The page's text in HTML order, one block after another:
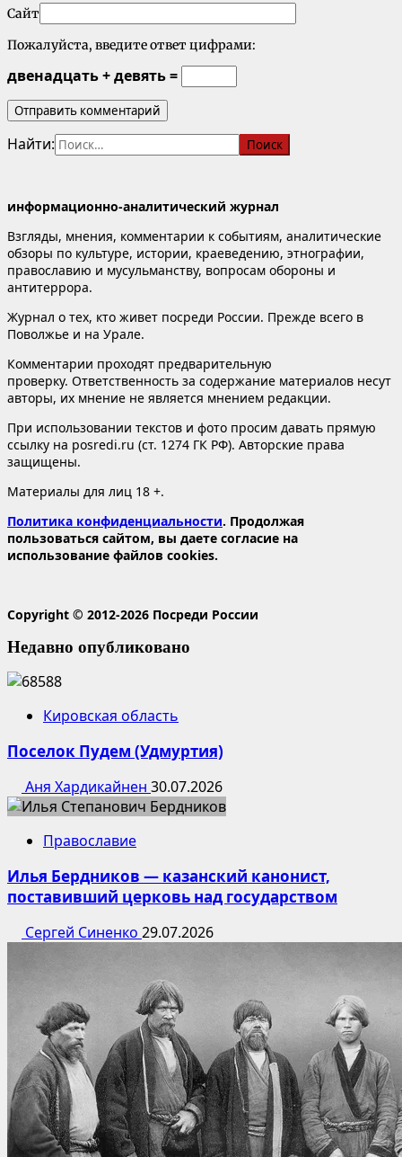
Сайт
Пожалуйста, введите ответ цифрами:
двенадцать + девять =
Найти:
информационно-аналитический журнал
Взгляды, мнения, комментарии к событиям, аналитические
обзоры по культуре, истории, краеведению, этнографии,
православию и мусульманству, вопросам обороны и
антитеррора.
Журнал о тех, кто живет посреди России. Прежде всего в
Поволжье и на Урале.
Комментарии проходят предварительную
проверку. Ответственность за содержание материалов несут
авторы, их мнение не является мнением редакции.
При использовании текстов и фото просим давать прямую
ссылку на posredi.ru (ст. 1274 ГК РФ). Авторские права
защищены.
Материалы для лиц 18 +.
Политика конфиденциальности. Продолжая
пользоваться сайтом, вы даете согласие на
использование файлов cookies.
Copyright © 2012-2026 Посреди России
Недавно опубликовано
Кировская область
Поселок Пудем (Удмуртия)
Аня Хардикайнен 30.07.2026
Православие
Илья Бердников — казанский канонист,
поставивший церковь над государством
Сергей Синенко 29.07.2026